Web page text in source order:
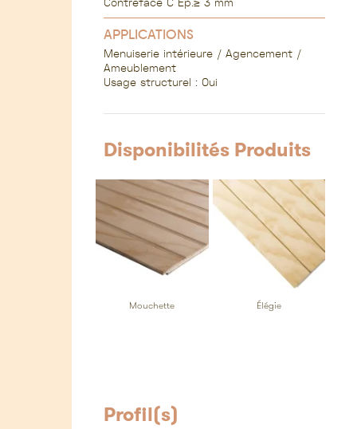
APPLICATIONS
Menuiserie intérieure / Agencement /
Ameublement
Usage structurel : Oui
Disponibilités Produits
Mouchette Élégie
Profil(s)